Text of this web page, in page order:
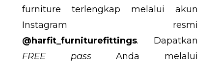
furniture terlengkap melalui akun
Instagram resmi
@harfit_furniturefittings. Dapatkan
FREE passAnda melalui